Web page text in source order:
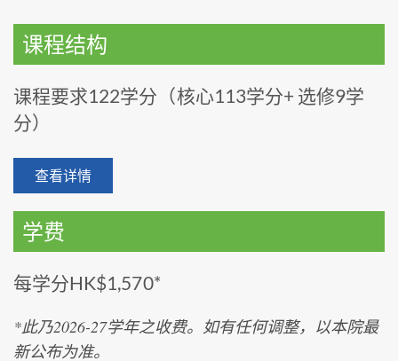
课程结构
课程要求122学分（核心113学分+ 选修9学
分）
查看详情
学费
每学分HK$1,570*
*此乃2026-27学年之收费。如有任何调整，以本院最
新公布为准。